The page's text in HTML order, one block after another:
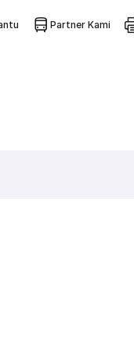
Partner Kami